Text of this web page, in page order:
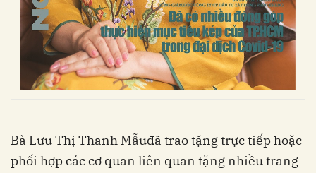
Bà Lưu Thị Thanh Mẫuđã trao tặng trực tiếp hoặc
phối hợp các cơ quan liên quan tặng nhiều trang